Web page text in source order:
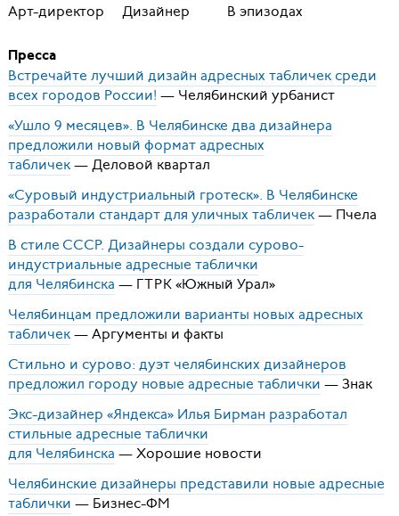
Арт-директор Дизайнер В эпизодах
Пресса
Встречайте лучший дизайн адресных табличек среди
всех городов России! — Челябинский урбанист
«Ушло 9 месяцев». В Челябинске два дизайнера
предложили новый формат адресных
табличек— Деловой квартал
«Суровый индустриальный гротеск». В Челябинске
разработали стандарт для уличных табличек— Пчела
В стиле СССР. Дизайнеры создали сурово-
индустриальные адресные таблички
для Челябинска — ГТРК«Южный Урал»
Челябинцам предложили варианты новых адресных
табличек— Аргументы и факты
Стильно и сурово: дуэт челябинских дизайнеров
предложил городу новые адресные таблички — Знак
Экс-дизайнер «Яндекса» Илья Бирман разработал
стильные адресные таблички
для Челябинска — Хорошие новости
Челябинские дизайнеры представили новые адресные
таблички — Бизнес-ФМ